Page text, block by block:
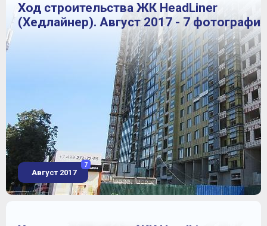
Ход строительства ЖК HeadLiner
(Хедлайнер). Август 2017 - 7 фотографий
Август 2017
7